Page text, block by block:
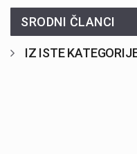
SRODNI ČLANCI
IZ ISTE